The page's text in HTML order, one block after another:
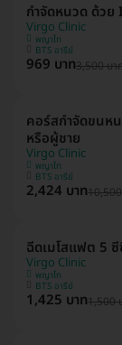
กำจัดหนวด ด้วย
Virgo Clinic
พญาไท
BTS อารีย์
969 บาท3,500 บา
คอร์สกำจัดขนห
หรือผู้ชาย
Virgo Clinic
พญาไท
BTS อารีย์
2,424 บาท
ฉีดเมโสแฟต 5
Virgo Clinic
พญาไท
BTS อารีย์
1,425 บาท1,500